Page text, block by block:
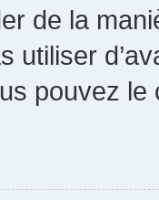
de la
utiliser
pouvez